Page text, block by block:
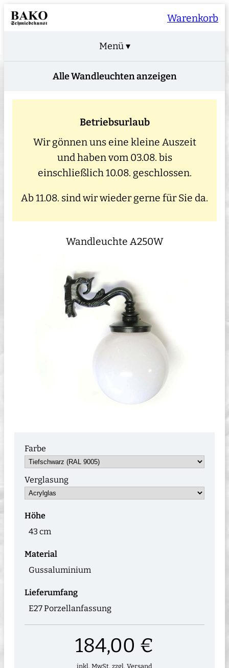
Warenkorb
Menü ▾
Alle Wandleuchten anzeigen
Betriebsurlaub
Wir gönnen uns eine kleine Auszeit
und haben vom 03.08. bis
einschließlich 10.08. geschlossen.
Ab 11.08. sind wir wieder gerne für Sie da.
Wandleuchte A250W
Farbe
Verglasung
Höhe
43 cm
Material
Gussaluminium
Lieferumfang
E27 Porzellanfassung
184,00 €
inkl. MwSt, zzgl. Versand